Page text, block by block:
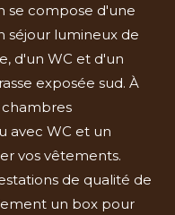
se compose d'une
séjour lumineux de
d'un WC et d'un
exposée sud. À
avec WC et un
vos vêtements.
de qualité de
un box pour